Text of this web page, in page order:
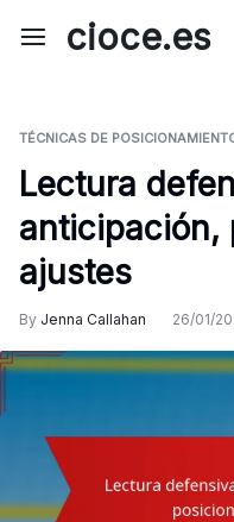
cioce.es
TÉCNICAS DE
Lectura
anticipación,
ajustes
By Jenna Callahan 26/01/